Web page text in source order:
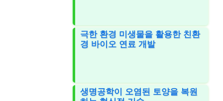
극한 환경 미생물을 활용한 친환
경 바이오 연료 개발
생명공학이 오염된 토양을 복원